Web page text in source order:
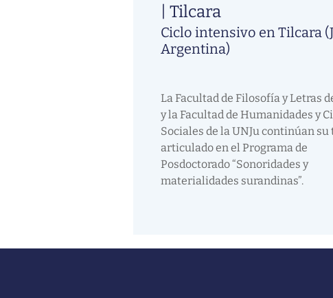
| Tilcara
Ciclo intensivo en Tilcara
Argentina)
La Facultad de Filosofía y Letras
y la Facultad de Humanidades y
Sociales de la UNJu continúan su
articulado en el Programa de
Posdoctorado “Sonoridades y
materialidades surandinas”.